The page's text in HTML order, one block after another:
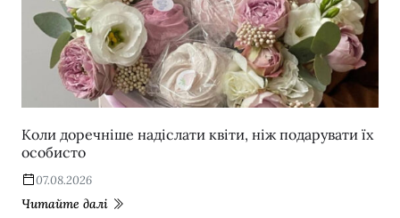
Коли доречніше надіслати квіти, ніж подарувати їх
особисто
07.08.2026
Читайте далі